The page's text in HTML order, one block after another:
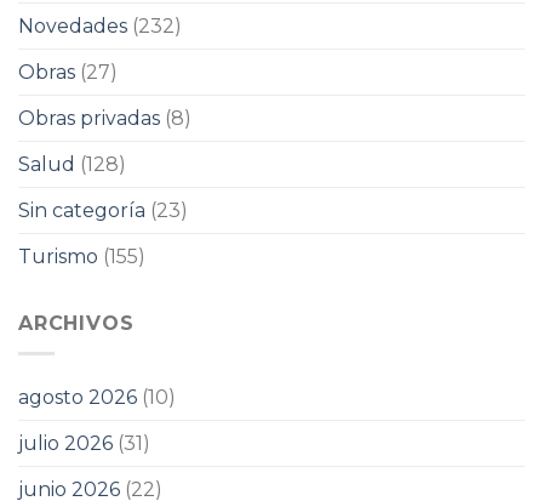
Novedades (232)
Obras (27)
Obras privadas (8)
Salud (128)
Sin categoría (23)
Turismo (155)
ARCHIVOS
agosto 2026 (10)
julio 2026 (31)
junio 2026 (22)